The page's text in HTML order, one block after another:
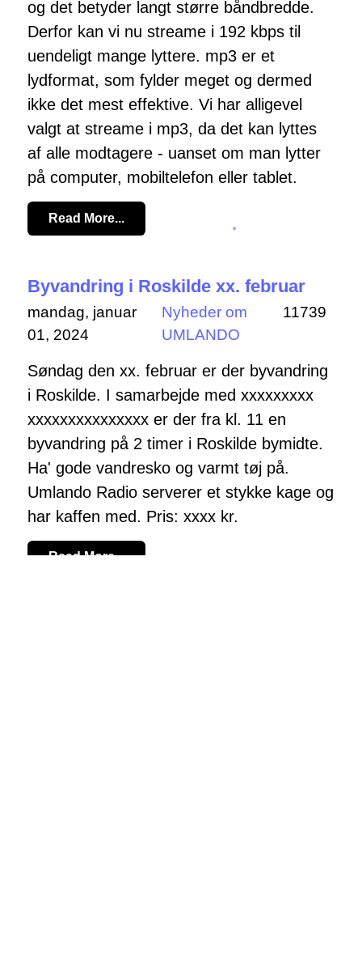
og det betyder langt større båndbredde.
Derfor kan vi nu streame i 192 kbps til
uendeligt mange lyttere. mp3 er et
lydformat, som fylder meget og dermed
ikke det mest effektive. Vi har alligevel
valgt at streame i mp3, da det kan lyttes
af alle modtagere - uanset om man lytter
på computer, mobiltelefon eller tablet.
Read More...
Byvandring i Roskilde xx. februar
mandag, januar
01, 2024
Nyheder om
UMLANDO
11739
Søndag den xx. februar er der byvandring
i Roskilde. I samarbejde med xxxxxxxxx
xxxxxxxxxxxxxxx er der fra kl. 11 en
byvandring på 2 timer i Roskilde bymidte.
Ha' gode vandresko og varmt tøj på.
Umlando Radio serverer et stykke kage og
har kaffen med. Pris: xxxx kr.
Read More...